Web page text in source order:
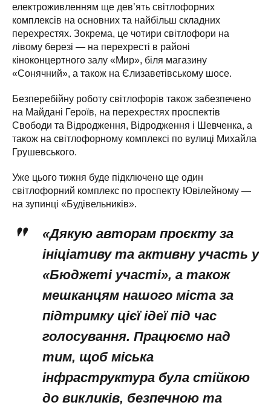
електроживленням ще дев’ять світлофорних
комплексів на основних та найбільш складних
перехрестях. Зокрема, це чотири світлофори на
лівому березі — на перехресті в районі
кіноконцертного залу «Мир», біля магазину
«Сонячний», а також на Єлизаветівському шосе.
Безперебійну роботу світлофорів також забезпечено
на Майдані Героїв, на перехрестях проспектів
Свободи та Відродження, Відродження і Шевченка, а
також на світлофорному комплексі по вулиці Михайла
Грушевського.
Уже цього тижня буде підключено ще один
світлофорний комплекс по проспекту Ювілейному —
на зупинці «Будівельників».
«Дякую авторам проєкту за
ініціативу та активну участь у
«Бюджеті участі», а також
мешканцям нашого міста за
підтримку цієї ідеї під час
голосування. Працюємо над
тим, щоб міська
інфраструктура була стійкою
до викликів, безпечною та